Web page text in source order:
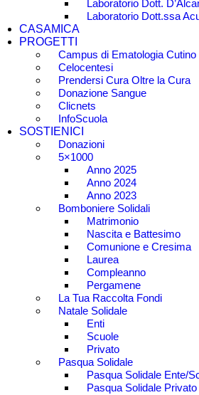
Laboratorio Dott.
Laboratorio Dott.ssa
CASAMICA
PROGETTI
Campus di Ematologia Cutino
Celocentesi
Prendersi Cura Oltre la Cura
Donazione Sangue
Clicnets
InfoScuola
SOSTIENICI
Donazioni
5×1000
Anno 2025
Anno 2024
Anno 2023
Bomboniere Solidali
Matrimonio
Nascita e Battesimo
Comunione e Cresima
Laurea
Compleanno
Pergamene
La Tua Raccolta Fondi
Natale Solidale
Enti
Scuole
Privato
Pasqua Solidale
Pasqua Solidale Ente/
Pasqua Solidale